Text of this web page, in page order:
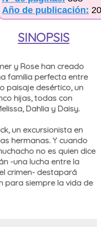
Año de publicación:
SINOPSIS
y Rose han creado
familia perfecta entre
paisaje desértico, un
hijas, todas con
Dahlia y Daisy.
un excursionista en
hermanas. Y cuando
no es quien dice
-una lucha entre la
crimen- destapará
para siempre la vida de